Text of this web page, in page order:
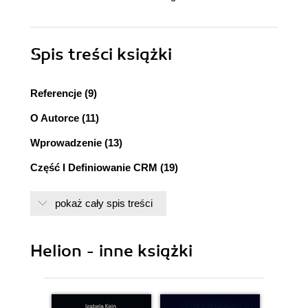
Spis treści książki
Referencje (9)
O Autorce (11)
Wprowadzenie (13)
Część I Definiowanie CRM (19)
Od zdobycia klienta do jego lojalności (23)
Co oznacza nazwa? (28)
pokaż cały spis treści
Helion - inne książki